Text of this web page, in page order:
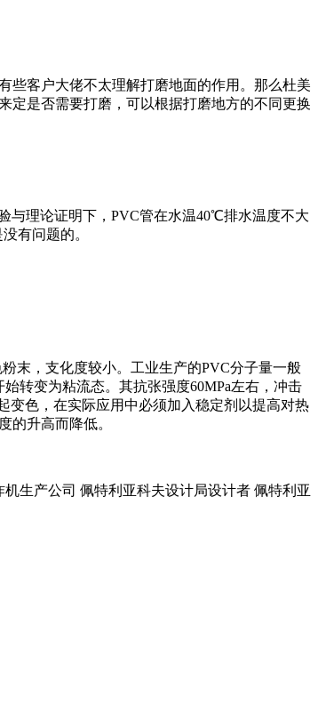
些客户大佬不太理解打磨地面的作用。那么杜美
定是否需要打磨，可以根据打磨地方的不同更换
与理论证明下，PVC管在水温40℃排水温度不大
有问题的。
末，支化度较小。工业生产的PVC分子量一般
转变为粘流态。其抗张强度60MPa左右，冲击
变色，在实际应用中必须加入稳定剂以提高对热
的升高而降低。
生产公司 佩特利亚科夫设计局设计者 佩特利亚